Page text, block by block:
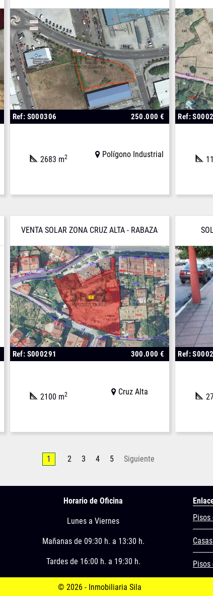
Ref: S000306 250.000 €
2683 m2 Polígono Industrial
Ref:
VENTA SOLAR ZONA CRUZ ALTA - RABAZA
Ref: S000291 300.000 €
2100 m2 Cruz Alta
Ref:
1 2 3 4 5 Siguiente
Horario de Oficina
Lunes a Viernes
Mañanas de 09:30 h. a 13:30 h.
Tardes de 16:00 h. a 19:30 h.
Pisos
© 2026 - Inmobiliaria Sila